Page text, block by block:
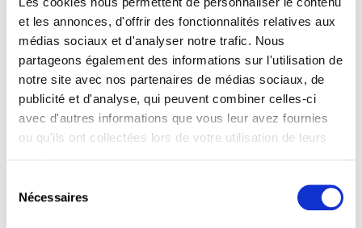
et les annonces, d'offrir des fonctionnalités relatives aux
médias sociaux et d'analyser notre trafic. Nous
partageons également des informations sur l'utilisation de
notre site avec nos partenaires de médias sociaux, de
publicité et d'analyse, qui peuvent combiner celles-ci
avec d'autres informations que vous leur avez fournies
ou qu'ils ont collectées lors de votre utilisation de leurs
Nécessaires
D’Psychologie vun der tëschemënschlecher
Kommunikatioun verstoen an uwenden.
D’tëschemënschlech Dimensioun beherrschen :
Motivatioun, Afloss, Suggestioun, Resultat.
D’Wuert ergräifen, sech ausdrécken, Interessi erwächen
an iwwerzeege kënnen.
Prérequis
Notes